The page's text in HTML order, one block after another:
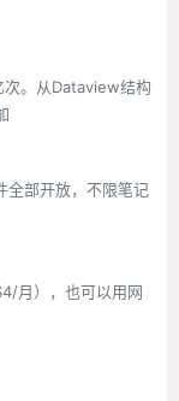
。从Dataview结构
全部开放，不限笔记
月），也可以用网